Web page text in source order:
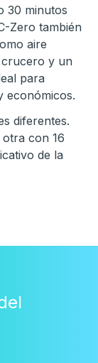
30 minutos
Zero también
aire
y un
para
económicos.
diferentes.
con 16
de la